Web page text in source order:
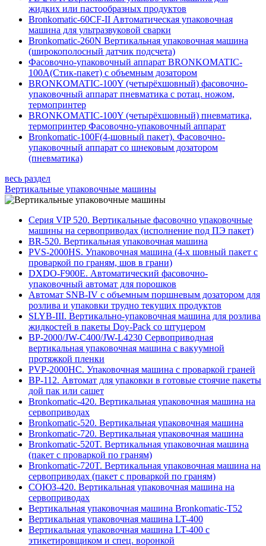
жидких или пастообразных продуктов
Bronkomatic-60CF-II Автоматическая упаковочная
машина для ультразвуковой сварки
Bronkomatic-260N Вертикальная упаковочная машина
(широкополосный датчик подсчета)
Фасовочно-упаковочный аппарат BRONKOMATIC-
100A(Стик-пакет) с объемным дозатором
BRONKOMATIC-100Y (четырёхшовный) фасовочно-
упаковочный аппарат пневматика с ротац. ножом,
термопринтер
BRONKOMATIC-100Y (четырёхшовный) пневматика,
термопринтер Фасовочно-упаковочный аппарат
Bronkomatic-100F(4-шовный пакет). Фасовочно-
упаковочный аппарат со шнековым дозатором
(пневматика)
весь раздел
Вертикальные упаковочные машины
Серия VIP 520. Вертикальные фасовочно упаковочные
машины на сервоприводах (исполнение под ПЭ пакет)
BR-520. Вертикальная упаковочная машина
PVS-2000HS. Упаковочная машина (4-х шовный пакет с
проваркой по граням, шов в грани)
DXDO-F900E. Автоматический фасовочно-
упаковочный автомат для порошков
Автомат SNB-IV с объемным поршневым дозатором для
розлива и упаковки трудно текущих продуктов
SLYB-III. Вертикально-упаковочная машина для розлива
жидкостей в пакеты Doy-Pack со штуцером
BP-2000/JW-C400/JW-L4230 Сервоприводная
вертикальная упаковочная машина с вакуумной
протяжкой пленки
PVP-2000HC. Упаковочная машина с проваркой граней
BP-112. Автомат для упаковки в готовые стоячие пакеты
дой пак или сашет
Bronkomatic-420. Вертикальная упаковочная машина на
сервоприводах
Bronkomatic-520. Вертикальная упаковочная машина
Bronkomatic-720. Вертикальная упаковочная машина
Bronkomatic-520T. Вертикальная упаковочная машина
(пакет с проваркой по граням)
Bronkomatic-720T. Вертикальная упаковочная машина на
сервоприводах (пакет с проваркой по граням)
СОЮЗ-420. Вертикальная упаковочная машина на
сервоприводах
Вертикальная упаковочная машина Bronkomatic-T52
Вертикальная упаковочная машина LT-400
Вертикальная упаковочная машина LT-400 с
этикетировщиком и спец. воронкой